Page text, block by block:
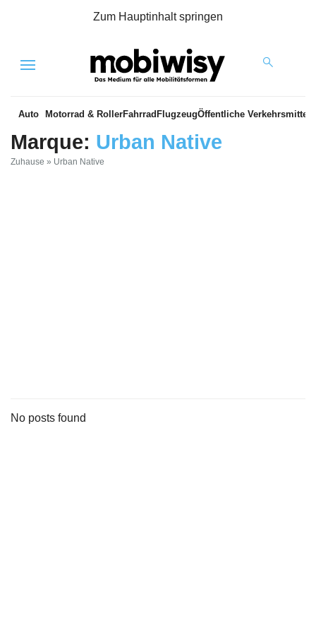
Zum Hauptinhalt springen
Menu
Auto Motorrad & RollerFahrrad FlugzeugÖffentliche Verkehrsmittel
Marque: Urban Native
Zuhause » Urban Native
No posts found